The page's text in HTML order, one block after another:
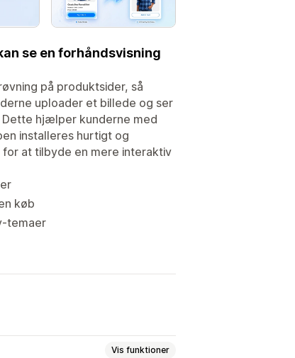
se en forhåndsvisning
på produktsider, så
uploader et billede og ser
hjælper kunderne med
installeres hurtigt og
at tilbyde en mere interaktiv
køb
temaer
Vis funktioner